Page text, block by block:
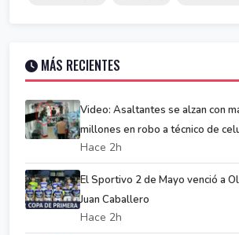
MÁS RECIENTES
Video: Asaltantes se alzan con
millones en robo a técnico de
Hace 2h
El Sportivo 2 de Mayo venció a
Juan Caballero
Hace 2h